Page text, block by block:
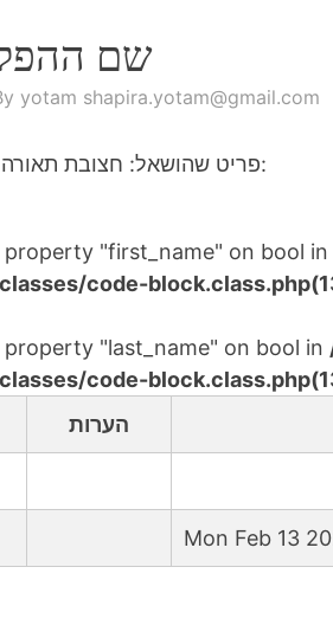
שם
yotam shapira.yotam@gmail.com
פריט שהושאל: חצובת תאורה קלה ( יחידה מס: 5) הועבר ל:
"first_name" on bool in
code-
"last_name" on bool in
code-
הערות